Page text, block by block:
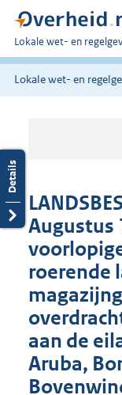
U
bent
hier:
Lokale wet- en
Lokale wet- en
Augustus
roerende
aan de
Aruba,